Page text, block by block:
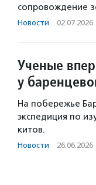
сопровождение
Новости · 02.07.2026
Ученые
у
На побережье
экспедиция по
китов.
Новости · 26.06.2026